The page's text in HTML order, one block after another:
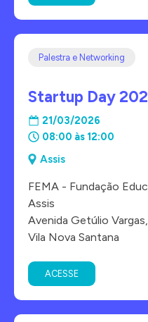
Palestra e Networking
Startup Day
21/03/2026
08:00 às 12:00
Assis
FEMA - Fundação
Assis
Avenida Getúlio
Vila Nova Santana
ACESSE